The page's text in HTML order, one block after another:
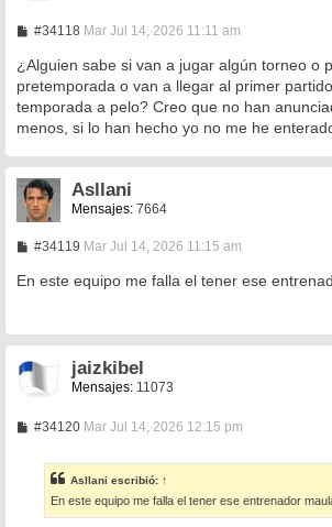
#34118M
n
s
a
j
e
Mar Jul 14, 2026 11:11 am
¿Alguien sabe si van a jugar algún torneo o
pretemporada o van a llegar al primer
temporada a pelo? Creo que no han
menos, si lo han hecho yo no me he
Asllani
Mensajes: 7664
#34119M
n
s
e
Mar Jul 14, 2026 11:15 am
En este equipo me falla el tener ese
jaizkibel
Mensajes: 11073
#34120M
a
j
e
Mar Jul 14, 2026 12:15 pm
Asllani escribió: ↑
En este equipo me falla el tener ese entrenador